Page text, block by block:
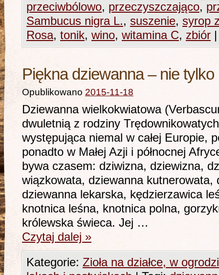
przeciwbólowo, przeczyszczająco,
Sambucus nigra L., suszenie, syrop
Rosa, tonik, wino, witamina C, zbiór |
Piękna dziewanna – nie
Opublikowano 2015-11-18
Dziewanna wielkokwiatowa
dwuletnią z rodziny
występująca niemal w całej Europie,
ponadto w Małej Azji i północnej
bywa czasem: dziwizna, dziewizna,
wiązkowata, dziewanna kutnerowata,
dziewanna lekarska, kędzierzawica
knotnica leśna, knotnica polna,
królewska świeca. Jej …
Czytaj dalej »
Kategorie: Zioła na działce, w